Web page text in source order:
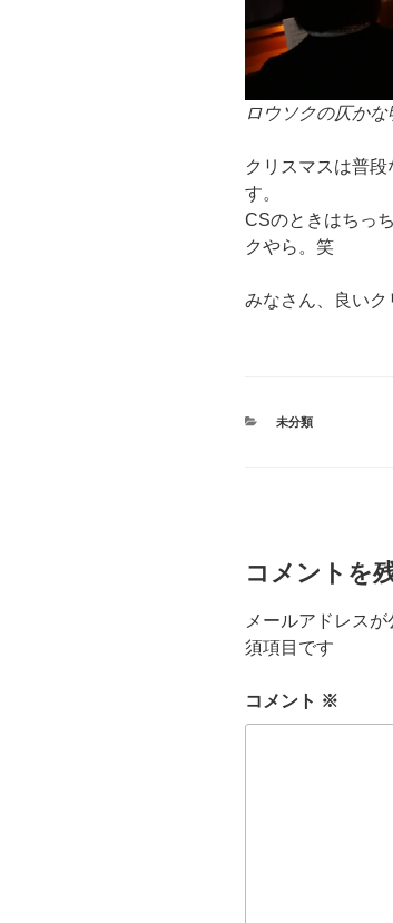
ロウソクの仄かな
クリスマスは普
す。
CSのときはちっ
クやら。笑
みなさん、良いク
カ
未分類
コメントを
メールアドレスが
須項目です
コメント ※